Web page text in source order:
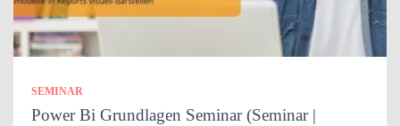
SEMINAR
Power Bi Grundlagen Seminar (Seminar |